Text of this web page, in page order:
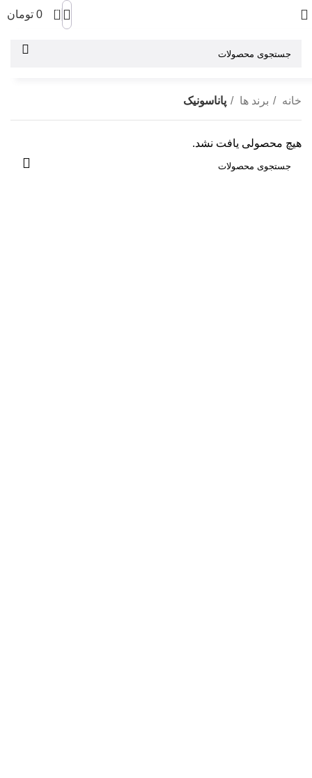
0
0 تومان
خانه برند ها پاناسونیک
هیچ محصولی یافت نشد.